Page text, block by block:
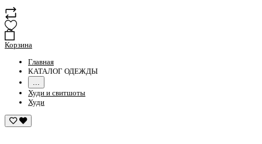
Корзина
Главная
КАТАЛОГ ОДЕЖДЫ
Худи и свитшоты
Худи